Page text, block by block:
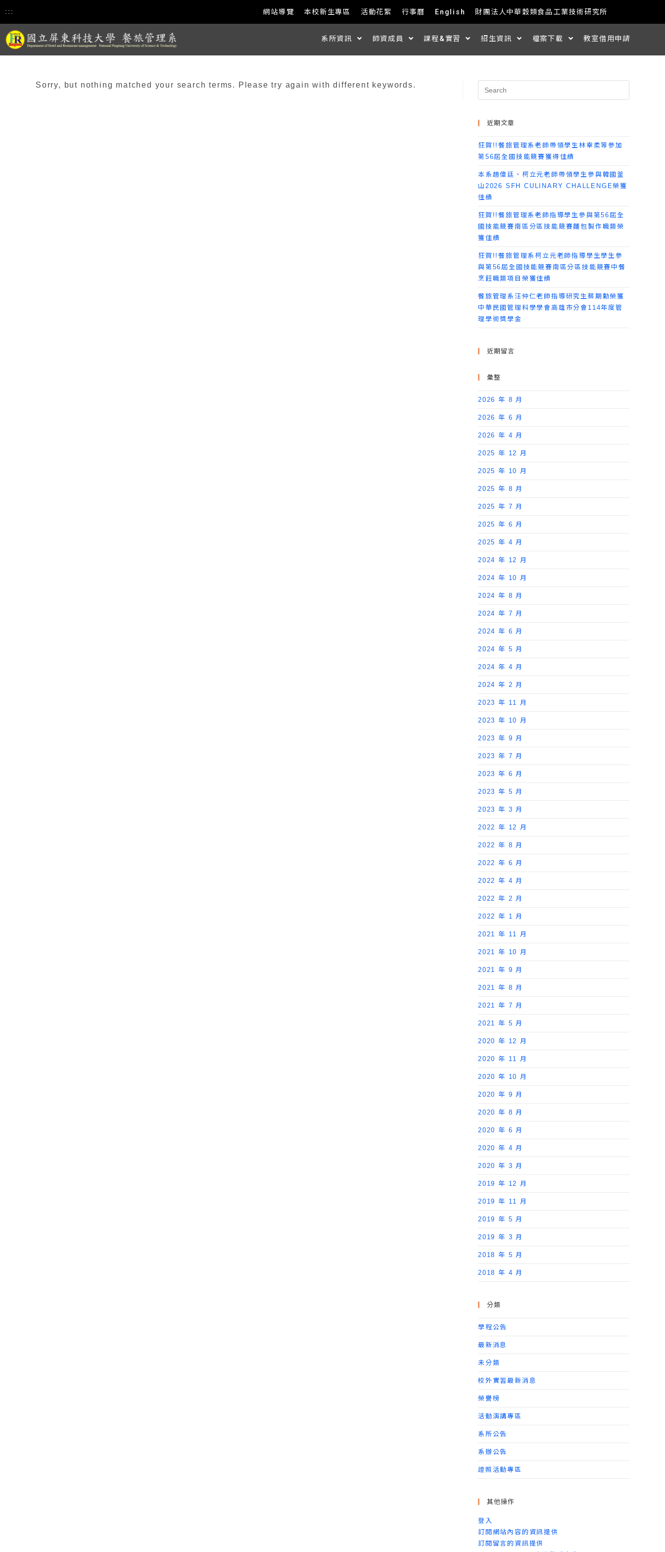
::: 網站導覽 本校新生專區 活動花絮 行事曆 English 財團法人中華穀類食品工業技術研究所
系所資訊 師資成員 課程&實習 招生資訊 檔案下載 教室借用申請
Sorry, but nothing matched your search terms. Please try again with different keywords.
近期文章
狂賀!!餐旅管理系老師帶領學生林幸柔等參加
第56屆全國技能競賽獲得佳績
本系趙偉廷、柯立元老師帶領學生參與韓國釜
山2026 SFH CULINARY CHALLENGE榮獲
佳績
狂賀!!餐旅管理系老師指導學生參與第56屆全
國技能競賽南區分區技能競賽麵包製作職類榮
獲佳績
狂賀!!餐旅管理系柯立元老師指導學生學生參
與第56屆全國技能競賽南區分區技能競賽中餐
烹飪職類項目榮獲佳績
餐旅管理系汪仲仁老師指導研究生蔡期勳榮獲
中華民國管理科學學會高雄市分會114年度管
理學術獎學金
近期留言
彙整
2026 年 8 月
2026 年 6 月
2026 年 4 月
2025 年 12 月
2025 年 10 月
2025 年 8 月
2025 年 7 月
2025 年 6 月
2025 年 4 月
2024 年 12 月
2024 年 10 月
2024 年 8 月
2024 年 7 月
2024 年 6 月
2024 年 5 月
2024 年 4 月
2024 年 2 月
2023 年 11 月
2023 年 10 月
2023 年 9 月
2023 年 7 月
2023 年 6 月
2023 年 5 月
2023 年 3 月
2022 年 12 月
2022 年 8 月
2022 年 6 月
2022 年 4 月
2022 年 2 月
2022 年 1 月
2021 年 11 月
2021 年 10 月
2021 年 9 月
2021 年 8 月
2021 年 7 月
2021 年 5 月
2020 年 12 月
2020 年 11 月
2020 年 10 月
2020 年 9 月
2020 年 8 月
2020 年 6 月
2020 年 4 月
2020 年 3 月
2019 年 12 月
2019 年 11 月
2019 年 5 月
2019 年 3 月
2018 年 5 月
2018 年 4 月
分類
學程公告
最新消息
未分類
校外實習最新消息
榮譽榜
活動演講專區
系所公告
系辦公告
證照活動專區
其他操作
登入
訂閱網站內容的資訊提供
訂閱留言的資訊提供